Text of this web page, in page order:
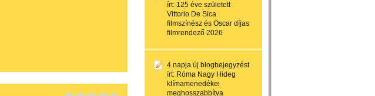
írt: 125 éve született
Vittorio De Sica
filmszínész és Oscar díjas
filmrendező 2026
4 napja új blogbejegyzést
írt: Róma Nagy Hideg
klímamenedékei
meghosszabbítva